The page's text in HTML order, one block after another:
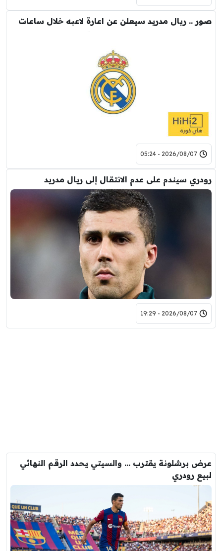
صور .. ريال مدريد سيعلن عن اعارة لاعبه خلال ساعات
2026/08/07 - 05:24
رودري سيندم على عدم الانتقال إلى ريال مدريد
2026/08/07 - 19:29
عرض برشلونة يقترب … والسيتي يحدد الرقم النهائي
لبيع رودري